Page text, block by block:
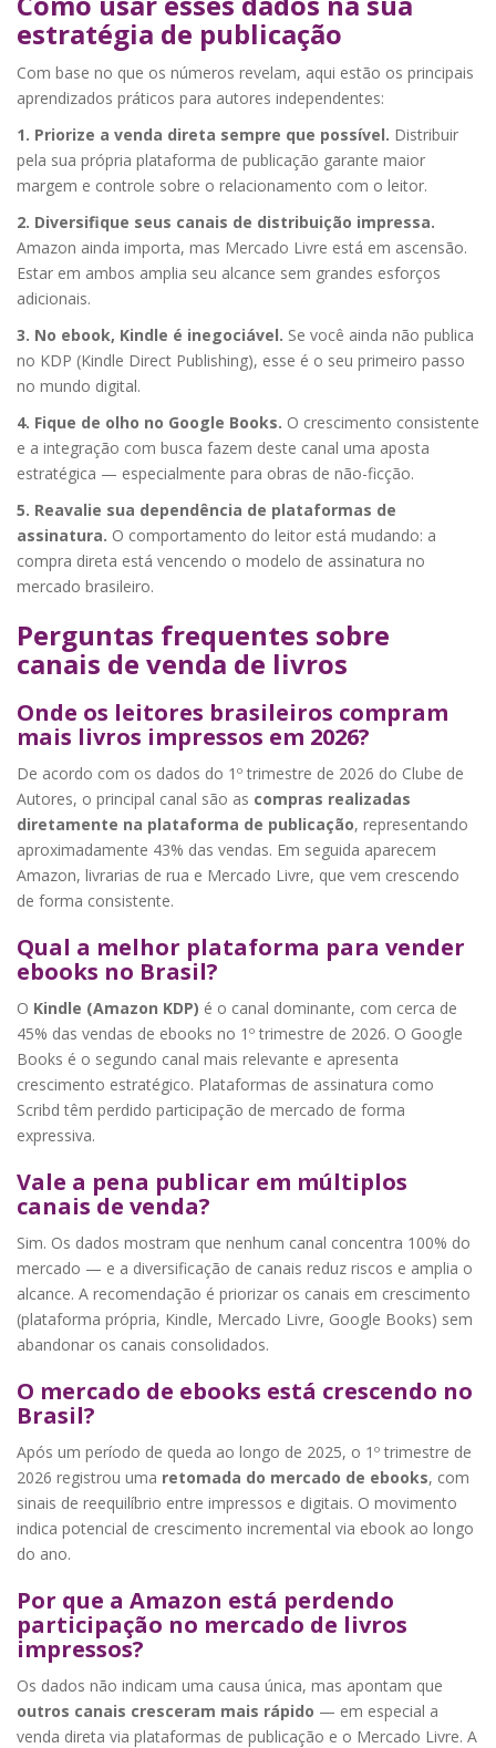
estratégia de publicação
Com base no que os números revelam, aqui estão os principais
aprendizados práticos para autores independentes:
1. Priorize a venda direta sempre que possível. Distribuir
pela sua própria plataforma de publicação garante maior
margem e controle sobre o relacionamento com o leitor.
2. Diversifique seus canais de distribuição impressa.
Amazon ainda importa, mas Mercado Livre está em ascensão.
Estar em ambos amplia seu alcance sem grandes esforços
adicionais.
3. No ebook, Kindle é inegociável. Se você ainda não publica
no KDP (Kindle Direct Publishing), esse é o seu primeiro passo
no mundo digital.
4. Fique de olho no Google Books. O crescimento consistente
e a integração com busca fazem deste canal uma aposta
estratégica — especialmente para obras de não-ficção.
5. Reavalie sua dependência de plataformas de
assinatura. O comportamento do leitor está mudando: a
compra direta está vencendo o modelo de assinatura no
mercado brasileiro.
Perguntas frequentes sobre
canais de venda de livros
Onde os leitores brasileiros compram
mais livros impressos em 2026?
De acordo com os dados do 1º trimestre de 2026 do Clube de
Autores, o principal canal são as compras realizadas
diretamente na plataforma de publicação, representando
aproximadamente 43% das vendas. Em seguida aparecem
Amazon, livrarias de rua e Mercado Livre, que vem crescendo
de forma consistente.
Qual a melhor plataforma para vender
ebooks no Brasil?
O Kindle (Amazon KDP) é o canal dominante, com cerca de
45% das vendas de ebooks no 1º trimestre de 2026. O Google
Books é o segundo canal mais relevante e apresenta
crescimento estratégico. Plataformas de assinatura como
Scribd têm perdido participação de mercado de forma
expressiva.
Vale a pena publicar em múltiplos
canais de venda?
Sim. Os dados mostram que nenhum canal concentra 100% do
mercado — e a diversificação de canais reduz riscos e amplia o
alcance. A recomendação é priorizar os canais em crescimento
(plataforma própria, Kindle, Mercado Livre, Google Books) sem
abandonar os canais consolidados.
O mercado de ebooks está crescendo no
Brasil?
Após um período de queda ao longo de 2025, o 1º trimestre de
2026 registrou uma retomada do mercado de ebooks, com
sinais de reequilíbrio entre impressos e digitais. O movimento
indica potencial de crescimento incremental via ebook ao longo
do ano.
Por que a Amazon está perdendo
participação no mercado de livros
impressos?
Os dados não indicam uma causa única, mas apontam que
outros canais cresceram mais rápido — em especial a
venda direta via plataformas de publicação e o Mercado Livre. A